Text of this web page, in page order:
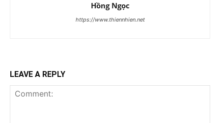
Hồng Ngọc
https://www.thiennhien.net
LEAVE A REPLY